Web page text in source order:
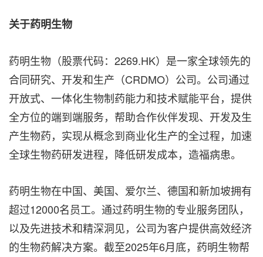
关于药明生物
药明生物（股票代码：2269.HK）是一家全球领先的
合同研究、开发和生产（CRDMO）公司。公司通过
开放式、一体化生物制药能力和技术赋能平台，提供
全方位的端到端服务，帮助合作伙伴发现、开发及生
产生物药，实现从概念到商业化生产的全过程，加速
全球生物药研发进程，降低研发成本，造福病患。
药明生物在中国、美国、爱尔兰、德国和新加坡拥有
超过12000名员工。通过药明生物的专业服务团队，
以及先进技术和精深洞见，公司为客户提供高效经济
的生物药解决方案。截至2025年6月底，药明生物帮